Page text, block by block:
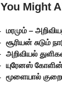
You Might
மரமும் –
சூரியன் சுடும்
அறிவியல்
யுரேனஸ் கோளின்
மூளையால்